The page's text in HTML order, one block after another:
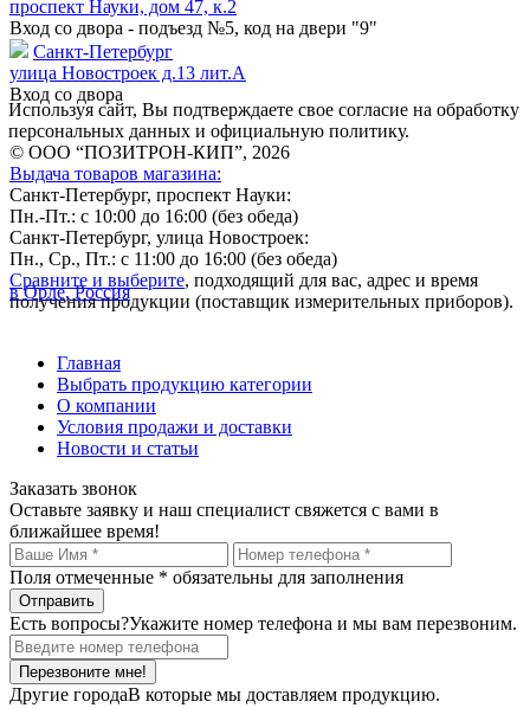
проспект Науки, дом 47, к.2
Вход со двора - подъезд №5, код на двери "9"
Санкт-Петербург
улица Новостроек д.13 лит.А
Вход со двора
Используя сайт, Вы подтверждаете свое согласие на обработку
персональных данных и официальную политику.
© ООО “ПОЗИТРОН-КИП”, 2026
Выдача товаров магазина:
Санкт-Петербург, проспект Науки:
Пн.-Пт.: с 10:00 до 16:00 (без обеда)
Санкт-Петербург, улица Новостроек:
Пн., Ср., Пт.: с 11:00 до 16:00 (без обеда)
Сравните и выберите, подходящий для вас, адрес и время
получения продукции (поставщик измерительных приборов).
в Орле, Россия
Главная
Выбрать продукцию категории
О компании
Условия продажи и доставки
Новости и статьи
Заказать звонок
Оставьте заявку и наш специалист свяжется с вами в
ближайшее время!
Поля отмеченные * обязательны для заполнения
Есть вопросы?Укажите номер телефона и мы вам перезвоним.
Перезвоните мне!
Другие городаВ которые мы доставляем продукцию.